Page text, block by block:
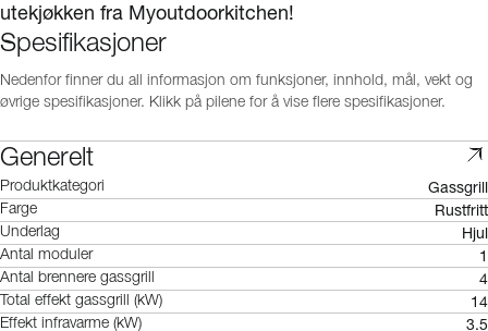
utekjøkken fra Myoutdoorkitchen!
Spesifikasjoner
Nedenfor finner du all informasjon om funksjoner, innhold, mål, vekt og
øvrige spesifikasjoner. Klikk på pilene for å vise flere spesifikasjoner.
Generelt
Produktkategori Gassgrill
Farge Rustfritt
Underlag Hjul
Antal moduler 1
Antal brennere gassgrill 4
Total effekt gassgrill (kW) 14
Effekt infravarme (kW) 3.5